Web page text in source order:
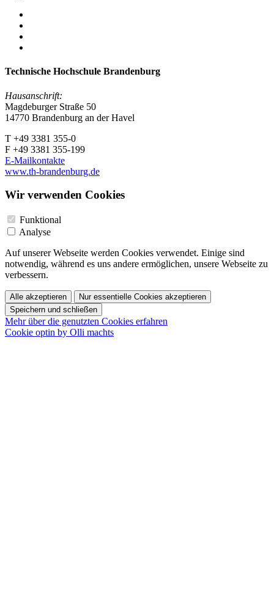
Technische Hochschule Brandenburg
Hausanschrift:
Magdeburger Straße 50
14770 Brandenburg an der Havel
T +49 3381 355-0
F +49 3381 355-199
E-Mailkontakte
www.th-brandenburg.de
Wir verwenden Cookies
Funktional
Analyse
Auf unserer Webseite werden Cookies verwendet. Einige sind
notwendig, während es uns andere ermöglichen, unsere Webseite zu
verbessern.
Alle akzeptieren
Nur essentielle Cookies akzeptieren
Speichern und schließen
Mehr über die genutzten Cookies erfahren
Cookie optin by Olli machts